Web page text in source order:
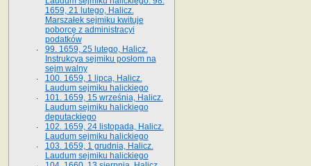
1659, 21 lutego, Halicz.
Marszałek sejmiku kwituje
poborcę z administracyi
podatków
99. 1659, 25 lutego, Halicz.
Instrukcya sejmiku posłom na
sejm walny
100. 1659, 1 lipca, Halicz.
Laudum sejmiku halickiego
101. 1659, 15 września, Halicz.
Laudum sejmiku halickiego
deputackiego
102. 1659, 24 listopada, Halicz.
Laudum sejmiku halickiego
103. 1659, 1 grudnia, Halicz.
Laudum sejmiku halickiego